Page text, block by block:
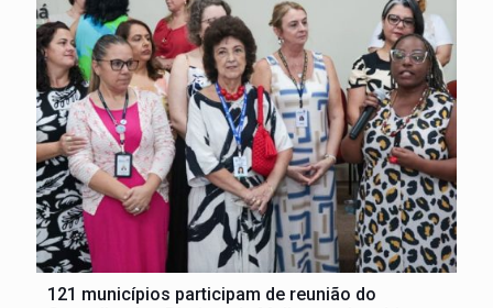
121 municípios participam de reunião do